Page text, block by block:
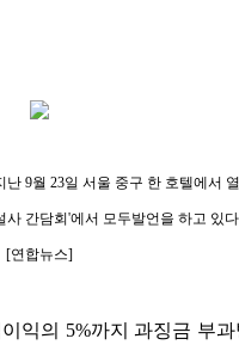
9월 23일 서울 중구 한 호텔에서
간담회'에서 모두발언을 하고 있다.
[연합뉴스]
익의 5%까지 과징금 부